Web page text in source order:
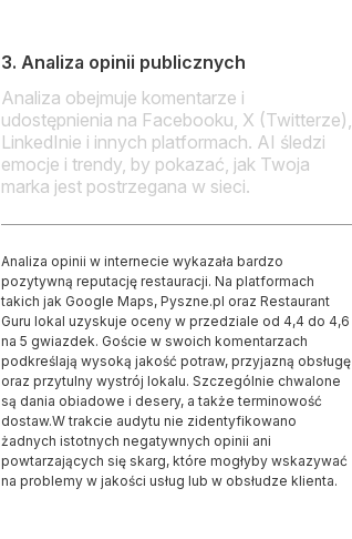
3. Analiza opinii publicznych
Analiza obejmuje komentarze i
udostępnienia na Facebooku, X (Twitterze),
LinkedInie i innych platformach. AI śledzi
emocje i trendy, by pokazać, jak Twoja
marka jest postrzegana w sieci.
Analiza opinii w internecie wykazała bardzo
pozytywną reputację restauracji. Na platformach
takich jak Google Maps, Pyszne.pl oraz Restaurant
Guru lokal uzyskuje oceny w przedziale od 4,4 do 4,6
na 5 gwiazdek. Goście w swoich komentarzach
podkreślają wysoką jakość potraw, przyjazną obsługę
oraz przytulny wystrój lokalu. Szczególnie chwalone
są dania obiadowe i desery, a także terminowość
dostaw.W trakcie audytu nie zidentyfikowano
żadnych istotnych negatywnych opinii ani
powtarzających się skarg, które mogłyby wskazywać
na problemy w jakości usług lub w obsłudze klienta.